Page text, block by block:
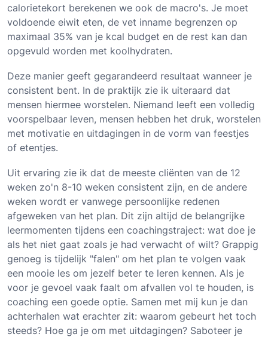
calorietekort berekenen we ook de macro's. Je moet
voldoende eiwit eten, de vet inname begrenzen op
maximaal 35% van je kcal budget en de rest kan dan
opgevuld worden met koolhydraten.
Deze manier geeft gegarandeerd resultaat wanneer je
consistent bent. In de praktijk zie ik uiteraard dat
mensen hiermee worstelen. Niemand leeft een volledig
voorspelbaar leven, mensen hebben het druk, worstelen
met motivatie en uitdagingen in de vorm van feestjes
of etentjes.
Uit ervaring zie ik dat de meeste cliënten van de 12
weken zo'n 8-10 weken consistent zijn, en de andere
weken wordt er vanwege persoonlijke redenen
afgeweken van het plan. Dit zijn altijd de belangrijke
leermomenten tijdens een coachingstraject: wat doe je
als het niet gaat zoals je had verwacht of wilt? Grappig
genoeg is tijdelijk "falen" om het plan te volgen vaak
een mooie les om jezelf beter te leren kennen. Als je
voor je gevoel vaak faalt om afvallen vol te houden, is
coaching een goede optie. Samen met mij kun je dan
achterhalen wat erachter zit: waarom gebeurt het toch
steeds? Hoe ga je om met uitdagingen? Saboteer je